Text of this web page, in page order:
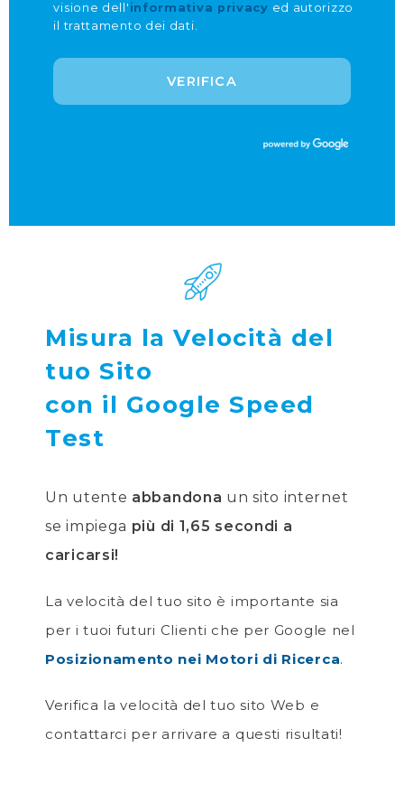
visione dell' informativa privacy ed autorizzo
il trattamento dei dati.
Misura la Velocità del
tuo Sito
con il Google Speed
Test
Un utente abbandona un sito internet
se impiega più di 1,65 secondi a
caricarsi!
La velocità del tuo sito è importante sia
per i tuoi futuri Clienti che per Google nel
Posizionamento nei Motori di Ricerca.
Verifica la velocità del tuo sito Web e
contattarci per arrivare a questi risultati!